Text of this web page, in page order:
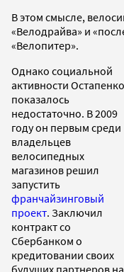
В этом смысле,
«Велодрайва» и
«Велопитер».
Однако социальной
активности Остапенко
показалось
недостаточно. В 2009
году он первым среди
владельцев
велосипедных
магазинов решил
запустить
франчайзинговый
проект. Заключил
контракт со
Сбербанком о
кредитовании своих